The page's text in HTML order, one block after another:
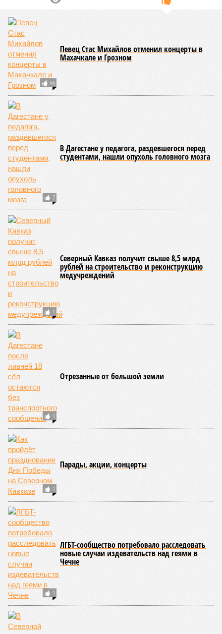
66
Певец Стас Михайлов отменил концерты в
Махачкале и Грозном
7
В Дагестане у педагога, раздевшегося перед
студентами, нашли опухоль головного мозга
1
Северный Кавказ получит свыше 8,5 млрд
рублей на строительство и реконструкцию
медучреждений
1
Отрезанные от большой земли
1
Парады, акции, концерты
1
ЛГБТ-сообщество потребовало расследовать
новые случаи издевательств над геями в
Чечне